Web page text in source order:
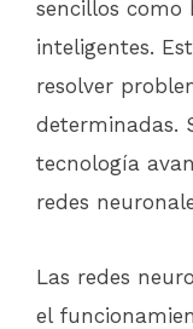
sencillos como
inteligentes.
resolver
determinadas.
tecnología
redes
Las redes
el